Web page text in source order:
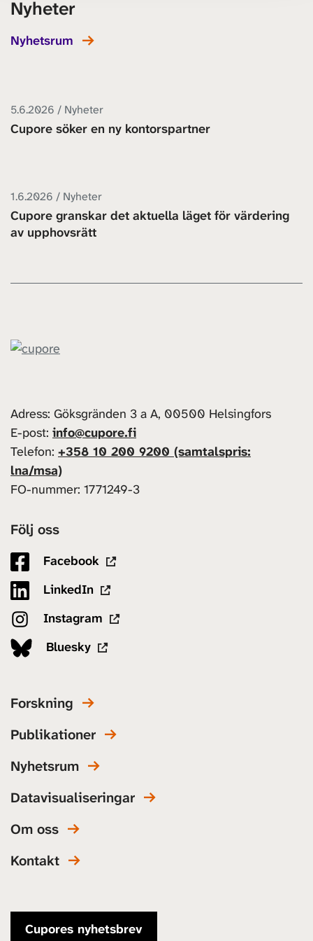
Nyheter
Nyhetsrum
5.6.2026 / Nyheter
Cupore söker en ny kontorspartner
1.6.2026 / Nyheter
Cupore granskar det aktuella läget för värdering
av upphovsrätt
Adress: Göksgränden 3 a A, 00500 Helsingfors
E-post: info@cupore.fi
Telefon: +358 10 200 9200 (samtalspris:
lna/msa)
FO-nummer: 1771249-3
Följ oss
Facebook
LinkedIn
Instagram
Bluesky
Forskning
Publikationer
Nyhetsrum
Datavisualiseringar
Om oss
Kontakt
Cupores nyhetsbrev